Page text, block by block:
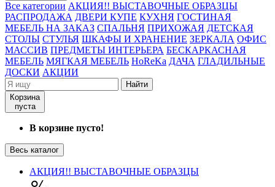
Все категории АКЦИЯ!! ВЫСТАВОЧНЫЕ ОБРАЗЦЫ
РАСПРОДАЖА ДВЕРИ КУПЕ КУХНЯ ГОСТИНАЯ
МЕБЕЛЬ НА ЗАКАЗ СПАЛЬНЯ ПРИХОЖАЯ ДЕТСКАЯ
СТОЛЫ СТУЛЬЯ ШКАФЫ И ХРАНЕНИЕ ЗЕРКАЛА ОФИС
МАССИВ ПРЕДМЕТЫ ИНТЕРЬЕРА БЕСКАРКАСНАЯ
МЕБЕЛЬ МЯГКАЯ МЕБЕЛЬ HoReKa ДАЧА ГЛАДИЛЬНЫЕ
ДОСКИ АКЦИИ
Найти
Корзина
пуста
В корзине пусто!
Весь каталог
АКЦИЯ!! ВЫСТАВОЧНЫЕ ОБРАЗЦЫ